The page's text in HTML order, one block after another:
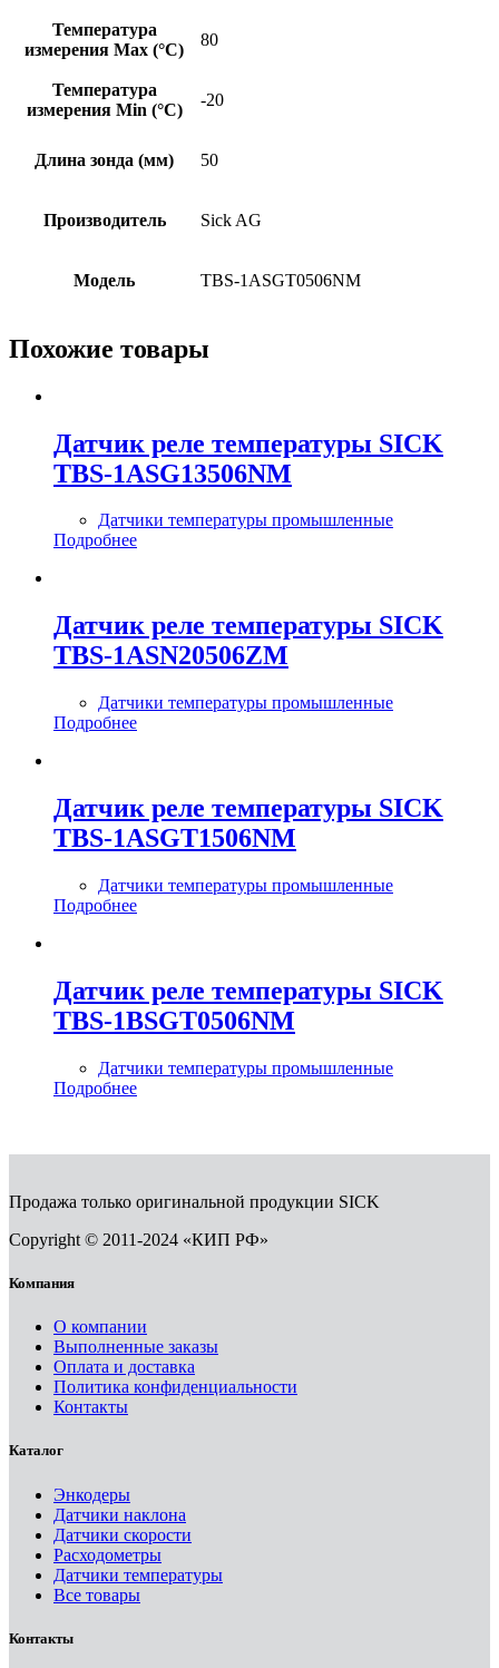
Температура
измерения Max (°C)
80
Температура
измерения Min (°C)
-20
Длина зонда (мм) 50
Производитель Sick AG
Модель TBS-1ASGT0506NM
Похожие товары
Датчик реле температуры SICK
TBS-1ASG13506NM
Датчики температуры промышленные
Подробнее
Датчик реле температуры SICK
TBS-1ASN20506ZM
Датчики температуры промышленные
Подробнее
Датчик реле температуры SICK
TBS-1ASGT1506NM
Датчики температуры промышленные
Подробнее
Датчик реле температуры SICK
TBS-1BSGT0506NM
Датчики температуры промышленные
Подробнее
Продажа только оригинальной продукции SICK
Copyright © 2011-2024 «КИП РФ»
Компания
О компании
Выполненные заказы
Оплата и доставка
Политика конфиденциальности
Контакты
Каталог
Энкодеры
Датчики наклона
Датчики скорости
Расходометры
Датчики температуры
Все товары
Контакты